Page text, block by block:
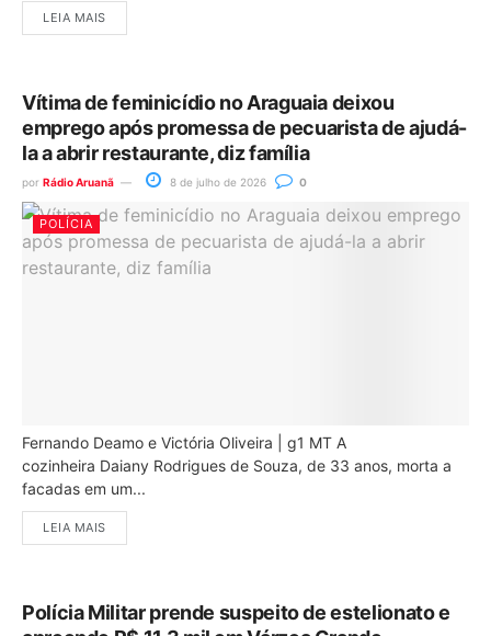
LEIA MAIS
Vítima de feminicídio no Araguaia deixou
emprego após promessa de pecuarista de ajudá-
la a abrir restaurante, diz família
por Rádio Aruanã 8 de julho de 2026 0
POLÍCIA
Fernando Deamo e Victória Oliveira | g1 MT A
cozinheira Daiany Rodrigues de Souza, de 33 anos, morta a
facadas em um...
LEIA MAIS
Polícia Militar prende suspeito de estelionato e